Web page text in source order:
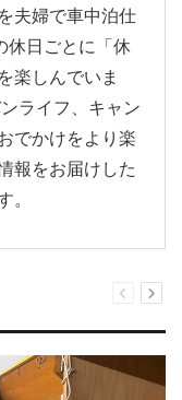
夫婦で車中泊仕
休日ごとに「休
楽しんでいま
ライフ、キャン
でかけをより楽
報をお届けした